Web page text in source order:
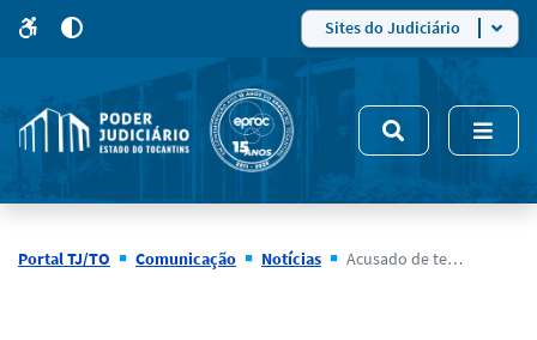
site
5
modo
de
alto
Sites do Judiciário
Portal TJ/TO Comunicação Notícias Acusado de tentativa de feminicídio contra ex-companheira recebe pena de 14 anos de prisão e indenização de R$ 30 mil para a vítima